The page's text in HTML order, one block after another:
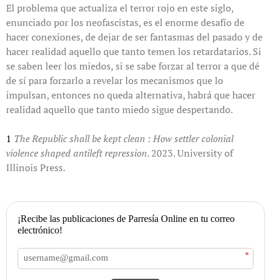
El problema que actualiza el terror rojo en este siglo,
enunciado por los neofascistas, es el enorme desafío de
hacer conexiones, de dejar de ser fantasmas del pasado y de
hacer realidad aquello que tanto temen los retardatarios. Si
se saben leer los miedos, si se sabe forzar al terror a que dé
de sí para forzarlo a revelar los mecanismos que lo
impulsan, entonces no queda alternativa, habrá que hacer
realidad aquello que tanto miedo sigue despertando.
1 The Republic shall be kept clean : How settler colonial
violence shaped antileft repression. 2023. University of
Illinois Press.
¡Recibe las publicaciones de Parresía Online en tu correo
electrónico!
*